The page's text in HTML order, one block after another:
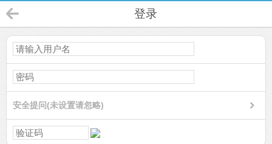
登录
安全提问(未设置请忽略)